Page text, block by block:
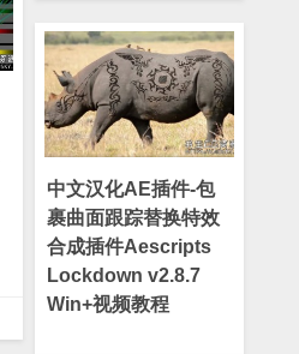
中文汉化AE插件-包
裹曲面跟踪替换特效
合成插件Aescripts
Lockdown v2.8.7
Win+视频教程